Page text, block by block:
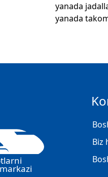
yanada
yanada
Biz